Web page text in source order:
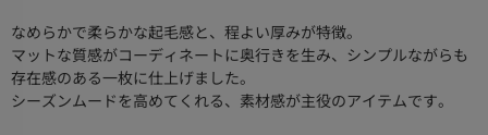
なめらかで柔らかな起毛感と、程よい厚みが特徴。
マットな質感がコーディネートに奥行きを生み、シンプルながらも
存在感のある一枚に仕上げました。
シーズンムードを高めてくれる、素材感が主役のアイテムです。